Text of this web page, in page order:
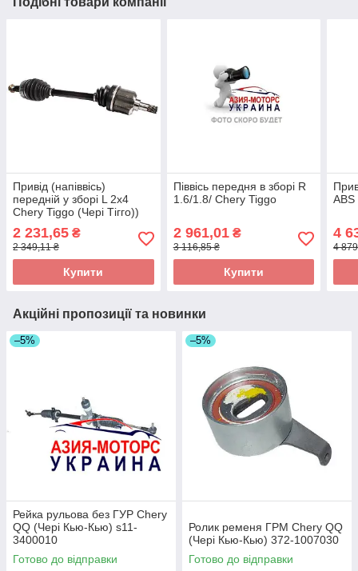
Привід (напіввісь)
передній у зборі L 2x4
Chery Tiggo (Чері Тігго))
t11-2203010bc
2 231,65 ₴
2 349,11 ₴
Купити
Піввісь передня в зборі R
1.6/1.8/ Chery Tiggo
2 961,01₴
3 116,85 ₴
Купити
4
4
Акційні пропозиції та новинки
–5%
Рейка рульова без ГУР Chery
QQ (Чері Кью-Кью) s11-
3400010
Готово до відправки
–5%
Ролик ременя ГРМ Chery QQ
(Чері Кью-Кью) 372-1007030
Готово до відправки